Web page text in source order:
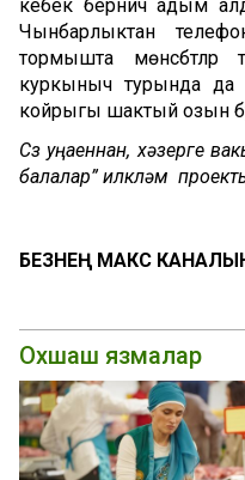
кебек берничә адым
Чынбарлыктан
тормышта
куркыныч турында да
койрыгы шактый озын
Сүз уңаеннан, хәзерге
балалар” илкүләм
БЕЗНЕҢ МАКС
Охшаш язмалар